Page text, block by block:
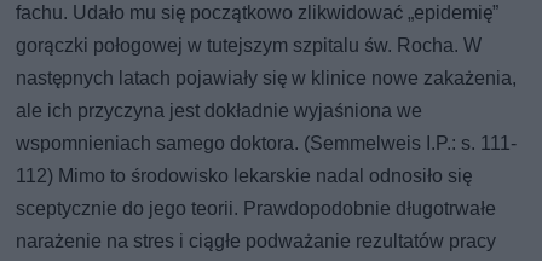
fachu. Udało mu się początkowo zlikwidować „epidemię”
gorączki połogowej w tutejszym szpitalu św. Rocha. W
następnych latach pojawiały się w klinice nowe zakażenia,
ale ich przyczyna jest dokładnie wyjaśniona we
wspomnieniach samego doktora. (Semmelweis I.P.: s. 111-
112) Mimo to środowisko lekarskie nadal odnosiło się
sceptycznie do jego teorii. Prawdopodobnie długotrwałe
narażenie na stres i ciągłe podważanie rezultatów pracy